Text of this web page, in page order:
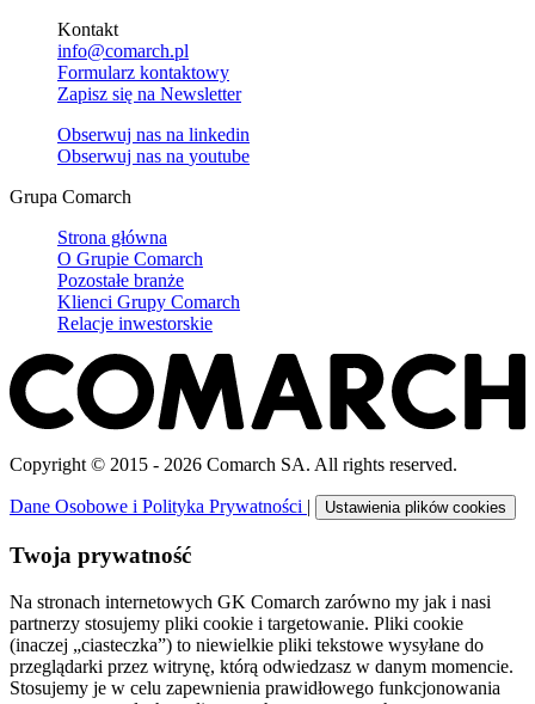
Kontakt
info@comarch.pl
Formularz kontaktowy
Zapisz się na Newsletter
Obserwuj nas na linkedin
Obserwuj nas na youtube
Grupa Comarch
Strona główna
O Grupie Comarch
Pozostałe branże
Klienci Grupy Comarch
Relacje inwestorskie
Copyright © 2015 - 2026 Comarch SA. All rights reserved.
Dane Osobowe i Polityka Prywatności | Ustawienia plików cookies
Twoja prywatność
Na stronach internetowych GK Comarch zarówno my jak i nasi
partnerzy stosujemy pliki cookie i targetowanie. Pliki cookie
(inaczej „ciasteczka”) to niewielkie pliki tekstowe wysyłane do
przeglądarki przez witrynę, którą odwiedzasz w danym momencie.
Stosujemy je w celu zapewnienia prawidłowego funkcjonowania